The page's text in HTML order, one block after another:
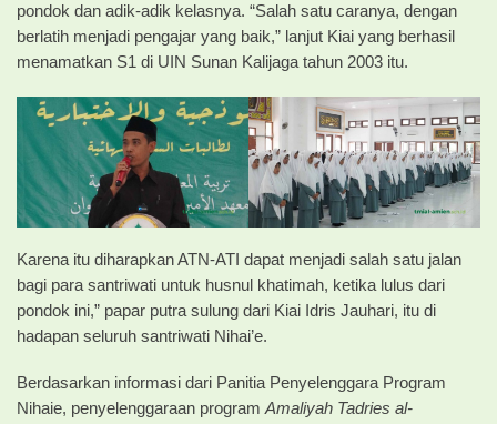
pondok dan adik-adik kelasnya. “Salah satu caranya, dengan
berlatih menjadi pengajar yang baik,” lanjut Kiai yang berhasil
menamatkan S1 di UIN Sunan Kalijaga tahun 2003 itu.
Karena itu diharapkan ATN-ATI dapat menjadi salah satu jalan
bagi para santriwati untuk husnul khatimah, ketika lulus dari
pondok ini,” papar putra sulung dari Kiai Idris Jauhari, itu di
hadapan seluruh santriwati Nihai’e.
Berdasarkan informasi dari Panitia Penyelenggara Program
Nihaie, penyelenggaraan programAmaliyah Tadries al-